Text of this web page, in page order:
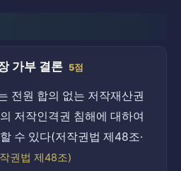
가부 결론 5점
전원 합의 없는 저작재산권
저작인격권 침해에 대하여
수 있다(저작권법 제48조·
권법 제48조)